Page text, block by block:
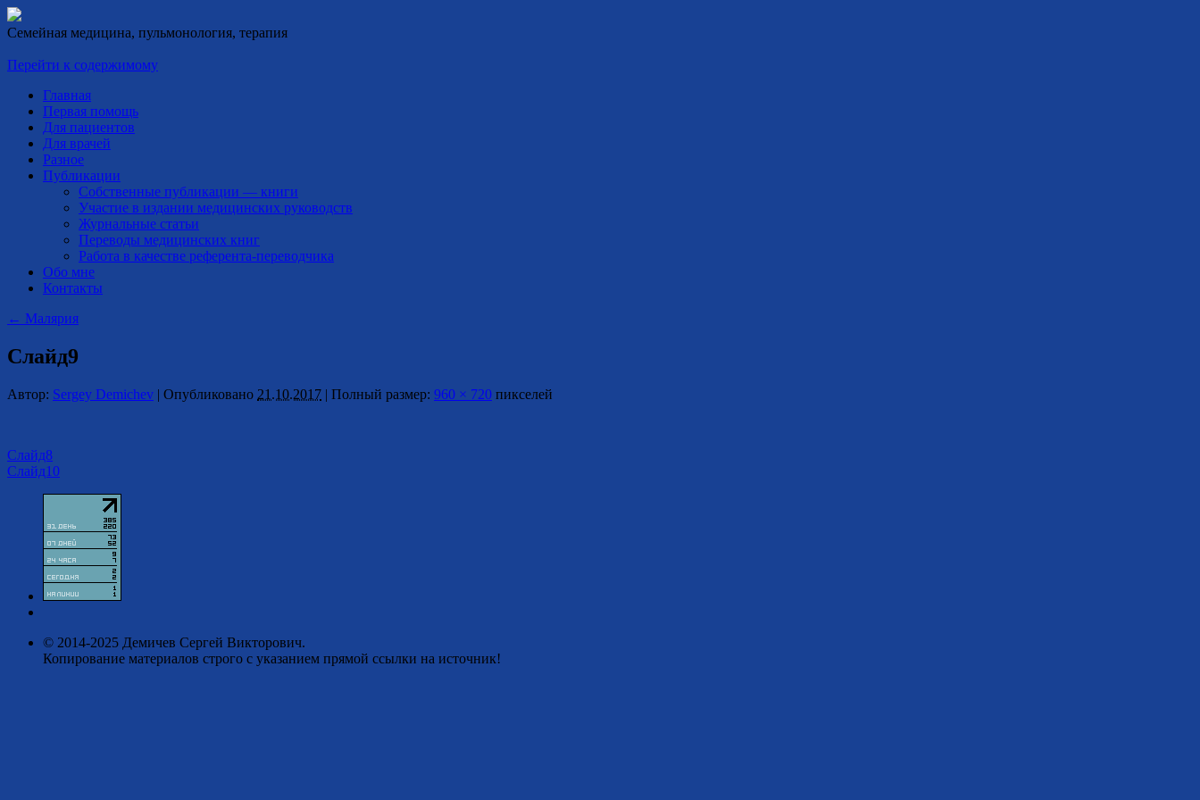
Семейная медицина, пульмонология, терапия
Перейти к содержимому
Главная
Первая помощь
Для пациентов
Для врачей
Разное
Публикации
Собственные публикации — книги
Участие в издании медицинских руководств
Журнальные статьи
Переводы медицинских книг
Работа в качестве референта-переводчика
Обо мне
Контакты
← Малярия
Слайд9
Автор: Sergey Demichev | Опубликовано 21.10.2017 | Полный размер: 960 × 720 пикселей
Слайд8
Слайд10
© 2014-2025 Демичев Сергей Викторович.
Копирование материалов строго с указанием прямой ссылки на источник!